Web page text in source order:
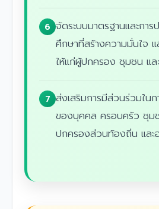
6 จัดระบบมาตรฐานและกา
ศึกษาที่สร้างความมั่นใจ
ให้แก่ผู้ปกครอง ชุมชน แล
7 ส่งเสริมการมีส่วนร่วมใน
ของบุคคล ครอบครัว ชุม
ปกครองส่วนท้องถิ่น และ